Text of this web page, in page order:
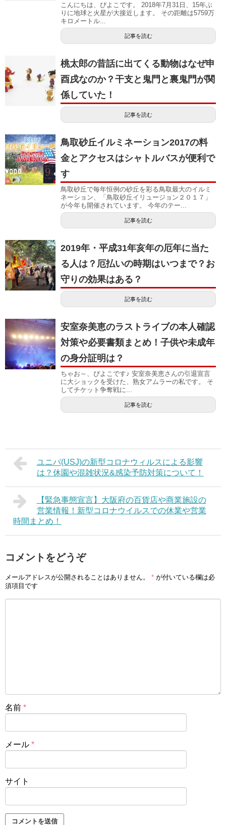
こんにちは、ぴよこです。 2018年7月31日、15年ぶ
りに地球と火星が大接近します。 その距離は5759万
キロメートル...
記事を読む
桃太郎の昔話に出てくる動物はなぜ申
酉戌なのか？干支と鬼門と裏鬼門が関
係していた！
記事を読む
鳥取砂丘イルミネーション2017の料
金とアクセスはシャトルバスが便利で
す
鳥取砂丘で毎年恒例の砂丘を彩る鳥取最大のイルミ
ネーション、「鳥取砂丘イリュージョン２０１７」
が今年も開催されています。 今年のテー...
記事を読む
2019年・平成31年亥年の厄年に当た
る人は？厄払いの時期はいつまで？お
守りの効果はある？
記事を読む
安室奈美恵のラストライブの本人確認
対策や必要書類まとめ！子供や未成年
の身分証明は？
ちゃお～、ぴよこです♪ 安室奈美恵さんの引退宣言
に大ショックを受けた、熟女アムラーの私です。 そ
してチケット争奪戦に...
記事を読む
ユニバ(USJ)の新型コロナウィルスによる影響
は？休園や混雑状況&感染予防対策について！
【緊急事態宣言】大阪府の百貨店や商業施設の
営業情報！新型コロナウイルスでの休業や営業
時間まとめ！
コメントをどうぞ
メールアドレスが公開されることはありません。 * が付いている欄は必
須項目です
名前 *
メール *
サイト